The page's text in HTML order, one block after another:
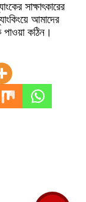
সাক্ষাৎকারের
আমাদের
কঠিন।